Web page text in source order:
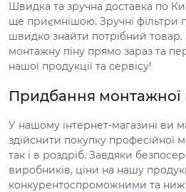
Швидка та зручна доставка по
ще приємнішою. Зручні фільтри
швидко знайти потрібний
монтажну піну прямо зараз та
нашої продукції та сервісу!
Придбання монтажної
У нашому інтернет-магазині ви
здійснити покупку професійної
так і в роздріб. Завдяки
виробників, ціни на нашу
конкурентоспроможними та